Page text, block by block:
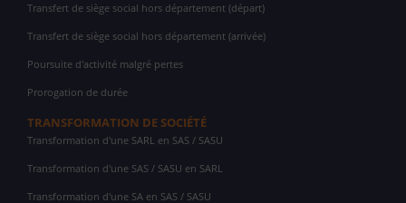
Transfert de siège social hors département (départ)
Transfert de siège social hors département (arrivée)
Poursuite d'activité malgré pertes
Prorogation de durée
TRANSFORMATION DE SOCIÉTÉ
Transformation d'une SARL en SAS / SASU
Transformation d'une SAS / SASU en SARL
Transformation d'une SA en SAS / SASU